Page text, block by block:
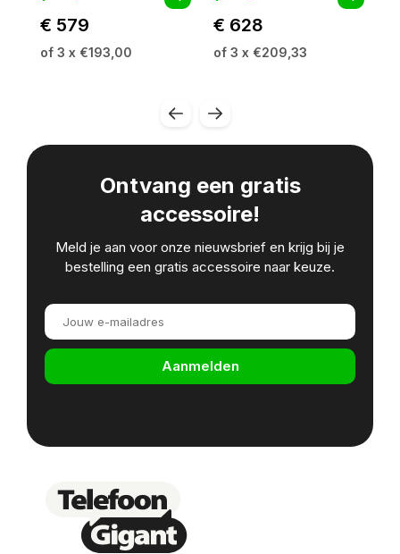
€ 579
of 3 x €193,00
€ 628
of 3 x €209,33
Ontvang een gratis
accessoire!
Meld je aan voor onze nieuwsbrief en krijg bij je
bestelling een gratis accessoire naar keuze.
Aanmelden